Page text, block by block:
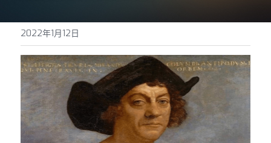
2022年1月12日